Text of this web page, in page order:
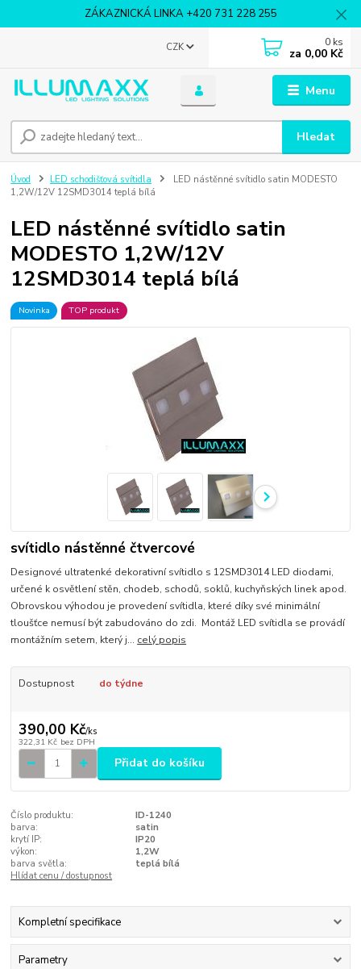
ZÁKAZNICKÁ LINKA +420 731 228 255
Menu
CZK
Hledat
0 ks
za 0,00 Kč
Úvod LED schodišťová svítidla
LED nástěnné svítidlo satin MODESTO
1,2W/12V 12SMD3014 teplá bílá
LED nástěnné svítidlo satin
MODESTO 1,2W/12V
12SMD3014 teplá bílá
Novinka TOP produkt
svítidlo nástěnné čtvercové
Designové ultratenké dekorativní svítidlo s 12SMD3014 LED diodami,
určené k osvětlení stěn, chodeb, schodů, soklů, kuchyňských linek apod.
Obrovskou výhodou je provedení svítidla, které díky své minimální
tloušťce nemusí být zabudováno do zdi. Montáž LED svítidla se provádí
montážním setem, který j... celý popis
Dostupnost do týdne
390,00 Kč/ks
322,31 Kč bez DPH
Přidat do košíku
Číslo produktu:
ID-1240
barva:
satin
krytí IP:
IP20
výkon:
1,2W
barva světla:
teplá bílá
Hlídat cenu / dostupnost
Kompletní specifikace
Parametry